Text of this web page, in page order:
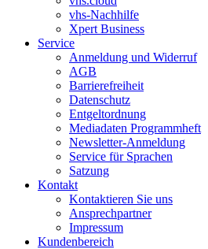
vhs-Nachhilfe
Xpert Business
Service
Anmeldung und Widerruf
AGB
Barrierefreiheit
Datenschutz
Entgeltordnung
Mediadaten Programmheft
Newsletter-Anmeldung
Service für Sprachen
Satzung
Kontakt
Kontaktieren Sie uns
Ansprechpartner
Impressum
Kundenbereich